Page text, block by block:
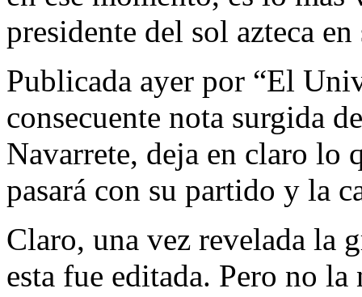
presidente del sol azteca
Publicada ayer por “El
consecuente nota surgida
Navarrete, deja en claro lo
pasará con su partido y la
Claro, una vez revelada la
esta fue editada. Pero no la